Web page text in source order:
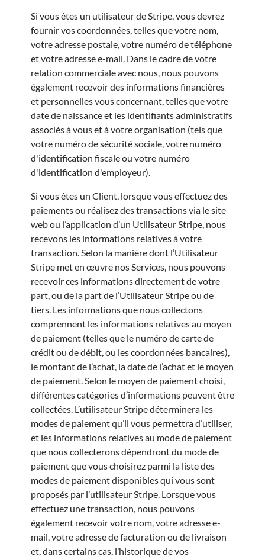
Si vous êtes un utilisateur de Stripe, vous devrez
fournir vos coordonnées, telles que votre nom,
votre adresse postale, votre numéro de téléphone
et votre adresse e-mail. Dans le cadre de votre
relation commerciale avec nous, nous pouvons
également recevoir des informations financières
et personnelles vous concernant, telles que votre
date de naissance et les identifiants administratifs
associés à vous et à votre organisation (tels que
votre numéro de sécurité sociale, votre numéro
d'identification fiscale ou votre numéro
d'identification d'employeur).
Si vous êtes un Client, lorsque vous effectuez des
paiements ou réalisez des transactions via le site
web ou l’application d’un Utilisateur Stripe, nous
recevons les informations relatives à votre
transaction. Selon la manière dont l’Utilisateur
Stripe met en œuvre nos Services, nous pouvons
recevoir ces informations directement de votre
part, ou de la part de l’Utilisateur Stripe ou de
tiers. Les informations que nous collectons
comprennent les informations relatives au moyen
de paiement (telles que le numéro de carte de
crédit ou de débit, ou les coordonnées bancaires),
le montant de l’achat, la date de l’achat et le moyen
de paiement. Selon le moyen de paiement choisi,
différentes catégories d’informations peuvent être
collectées. L’utilisateur Stripe déterminera les
modes de paiement qu’il vous permettra d’utiliser,
et les informations relatives au mode de paiement
que nous collecterons dépendront du mode de
paiement que vous choisirez parmi la liste des
modes de paiement disponibles qui vous sont
proposés par l’utilisateur Stripe. Lorsque vous
effectuez une transaction, nous pouvons
également recevoir votre nom, votre adresse e-
mail, votre adresse de facturation ou de livraison
et, dans certains cas, l’historique de vos